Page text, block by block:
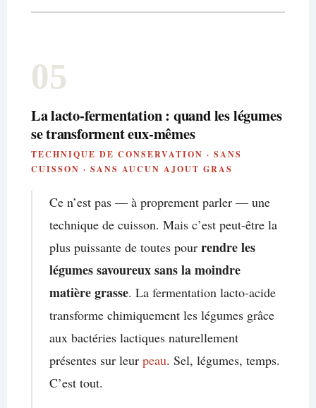
05
La lacto-fermentation : quand les légumes
se transforment eux-mêmes
TECHNIQUE DE CONSERVATION · SANS
CUISSON · SANS AUCUN AJOUT GRAS
Ce n’est pas — à proprement parler — une
technique de cuisson. Mais c’est peut-être la
plus puissante de toutes pour rendre les
légumes savoureux sans la moindre
matière grasse. La fermentation lacto-acide
transforme chimiquement les légumes grâce
aux bactéries lactiques naturellement
présentes sur leur peau. Sel, légumes, temps.
C’est tout.